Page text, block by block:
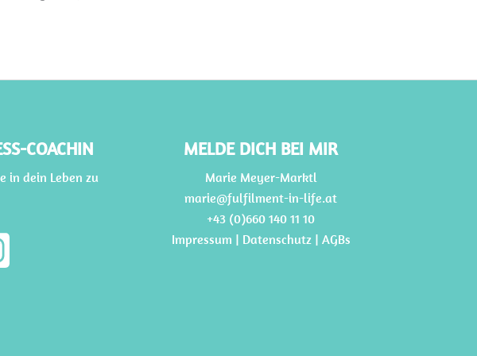
COACHIN
in dein Leben zu
MELDE DICH BEI MIR
Marie Meyer-Marktl
marie@fulfilment-in-life.at
+43 (0)660 140 11 10
Impressum | Datenschutz | AGBs